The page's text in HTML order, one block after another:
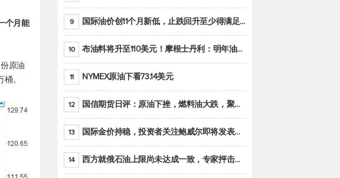
个月能
原油
。
9 国际油价创11个月新低，止跌回升至少得满足二大条件之一
10 布油料将升至110美元！摩根士丹利：明年油市面临七大不确定性
11 NYMEX原油下看73.14美元
12 国信期货日评：原油下挫，燃料油大跌，聚烯烃谨慎回调
13 国际金价持稳，投资者关注鲍威尔即将发表的讲话
14 西方就俄石油上限尚未达成一致，专家抨击限价是无用功